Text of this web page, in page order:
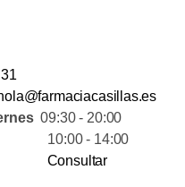
09:30 - 20:00
- 14:00
Consultar